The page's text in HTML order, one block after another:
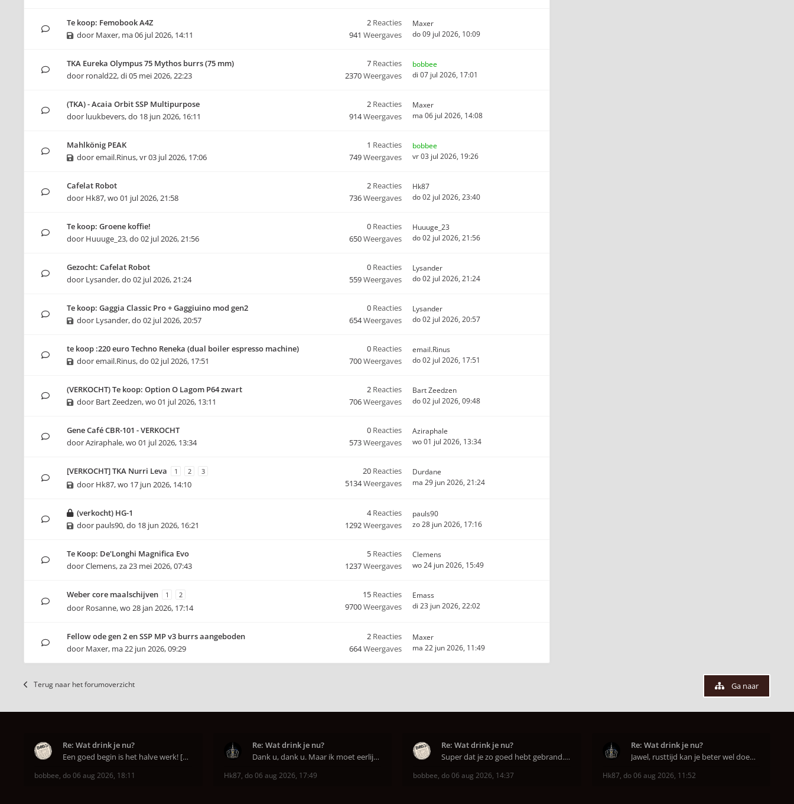
Te koop: Femobook A4Z
door Maxer, ma 06 jul 2026, 14:11
2 Reacties
941 Weergaves
Maxer
do 09 jul 2026, 10:09
TKA Eureka Olympus 75 Mythos burrs (75 mm)
door ronald22,di 05 mei 2026, 22:23
7 Reacties
2370Weergaves
bobbee
di 07 jul 2026, 17:01
(TKA) - Acaia Orbit SSP Multipurpose
door luukbevers,do 18 jun 2026, 16:11
2 Reacties
914Weergaves
Maxer
ma 06 jul 2026, 14:08
Mahlkönig PEAK
dooremail.Rinus,vr 03 jul 2026, 17:06
1 Reacties
749Weergaves
bobbee
vr 03 jul 2026, 19:26
Cafelat Robot
door Hk87,wo 01 jul 2026, 21:58
2 Reacties
736Weergaves
Hk87
do 02 jul 2026, 23:40
Te koop: Groene koffie!
door Huuuge_23,do 02 jul 2026, 21:56
0 Reacties
650Weergaves
Huuuge_23
do 02 jul 2026, 21:56
Gezocht: Cafelat Robot
door Lysander,do 02 jul 2026, 21:24
0 Reacties
559Weergaves
Lysander
do 02 jul 2026, 21:24
Te koop: Gaggia Classic Pro + Gaggiuino mod gen2
door Lysander,do 02 jul 2026, 20:57
0 Reacties
654Weergaves
Lysander
do 02 jul 2026, 20:57
te koop :220 euro Techno Reneka (dual boiler espresso machine)
dooremail.Rinus,do 02 jul 2026, 17:51
0 Reacties
700Weergaves
email.Rinus
do 02 jul 2026, 17:51
(VERKOCHT) Te koop: Option O Lagom P64 zwart
door Bart Zeedzen,wo 01 jul 2026, 13:11
2 Reacties
706Weergaves
Bart Zeedzen
do 02 jul 2026, 09:48
Gene Café CBR-101 - VERKOCHT
doorAziraphale,wo 01 jul 2026, 13:34
0 Reacties
573Weergaves
Aziraphale
wo 01 jul 2026, 13:34
[VERKOCHT] TKA Nurri Leva 1 2 3
door Hk87,wo 17 jun 2026, 14:10
20 Reacties
5134Weergaves
Durdane
ma 29 jun 2026, 21:24
(verkocht) HG-1
door pauls90,do 18 jun 2026, 16:21
4Reacties
1292Weergaves
pauls90
zo 28 jun 2026, 17:16
Te Koop: De'Longhi Magnifica Evo
doorClemens,za 23 mei 2026, 07:43
5 Reacties
1237Weergaves
Clemens
wo 24 jun 2026, 15:49
Weber core maalschijven 1 2
door Rosanne,wo 28 jan 2026, 17:14
15 Reacties
9700Weergaves
Emass
di 23 jun 2026, 22:02
Fellow ode gen 2 en SSP MP v3 burrs aangeboden
door Maxer, ma 22 jun 2026, 09:29
2 Reacties
664Weergaves
Maxer
ma 22 jun 2026, 11:49
Terug naar het forumoverzicht Ga naar
Re: Wat drink je nu?
Een goed begin is het halve werk! [emoji6]
bobbee, do 06 aug 2026, 18:11
Re: Wat drink je nu?
Dank u, dank u. Maar ik moet eerlijk bekennen da
Hk87, do 06 aug 2026, 17:49
Re: Wat drink je nu?
Super dat je zo goed hebt gebrand. Gefeliciteerd!
bobbee, do 06 aug 2026, 14:37
Re: Wat drink je nu?
Jawel, rusttijd kan je beter wel doen anders smaa
Hk87, do 06 aug 2026, 11:52